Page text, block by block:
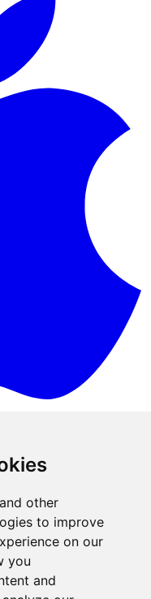
other
to improve
on our
you
and